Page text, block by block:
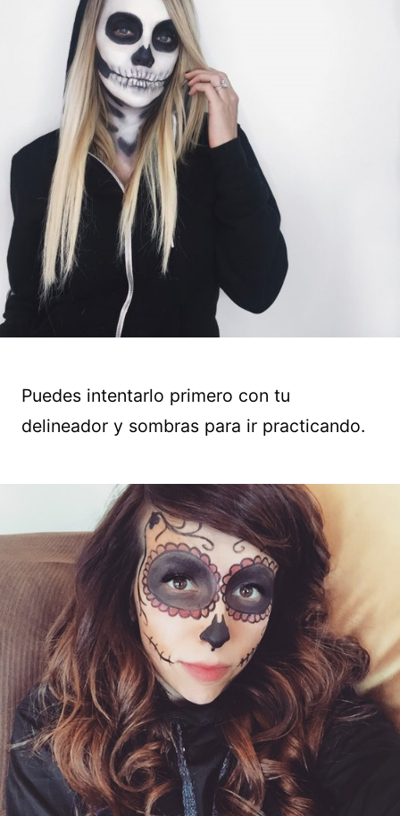
Puedes intentarlo primero con tu
delineador y sombras para ir practicando.